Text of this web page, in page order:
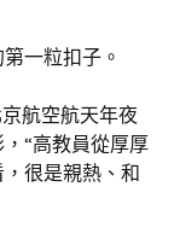
一粒扣子。
航空航天年夜
“高教員從厚厚
很是親熱、和